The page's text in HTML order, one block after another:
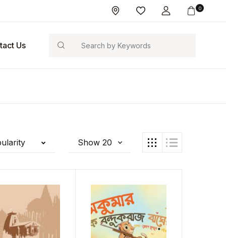
0
Us Search